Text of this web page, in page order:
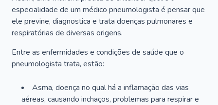
especialidade de um médico pneumologista é pensar que
ele previne, diagnostica e trata doenças pulmonares e
respiratórias de diversas origens.
Entre as enfermidades e condições de saúde que o
pneumologista trata, estão:
Asma, doença no qual há a inflamação das vias
aéreas, causando inchaços, problemas para respirar e